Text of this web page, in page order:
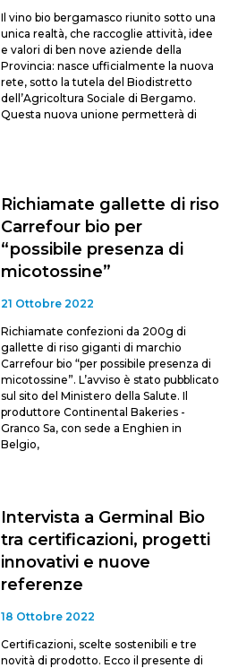
Il vino bio bergamasco riunito sotto una
unica realtà, che raccoglie attività, idee
e valori di ben nove aziende della
Provincia: nasce ufficialmente la nuova
rete, sotto la tutela del Biodistretto
dell’Agricoltura Sociale di Bergamo.
Questa nuova unione permetterà di
Richiamate gallette di riso
Carrefour bio per
“possibile presenza di
micotossine”
21 Ottobre 2022
Richiamate confezioni da 200g di
gallette di riso giganti di marchio
Carrefour bio “per possibile presenza di
micotossine”. L’avviso è stato pubblicato
sul sito del Ministero della Salute. Il
produttore Continental Bakeries -
Granco Sa, con sede a Enghien in
Belgio,
Intervista a Germinal Bio
tra certificazioni, progetti
innovativi e nuove
referenze
18 Ottobre 2022
Certificazioni, scelte sostenibili e tre
novità di prodotto. Ecco il presente di